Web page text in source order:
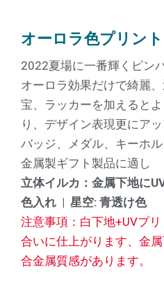
オーロラ色プリント
2022夏場に一番輝くピン
オーロラ効果だけで綺麗
宝、ラッカーを加えると
り、デザイン表現更にアッ
バッジ、メダル、キーホ
金属製ギフト製品に適し
立体イルカ ：金属下地に
色入れ | 星空: 青透け色
注意事項：白下地+UVプ
合いに仕上がります、金
合金属質感があります。